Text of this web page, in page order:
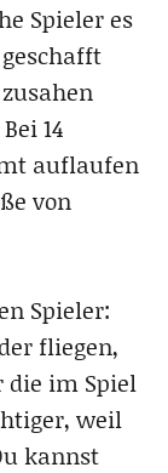
Spieler es
14
auflaufen
von
Spieler:
fliegen,
die im Spiel
weil
kannst